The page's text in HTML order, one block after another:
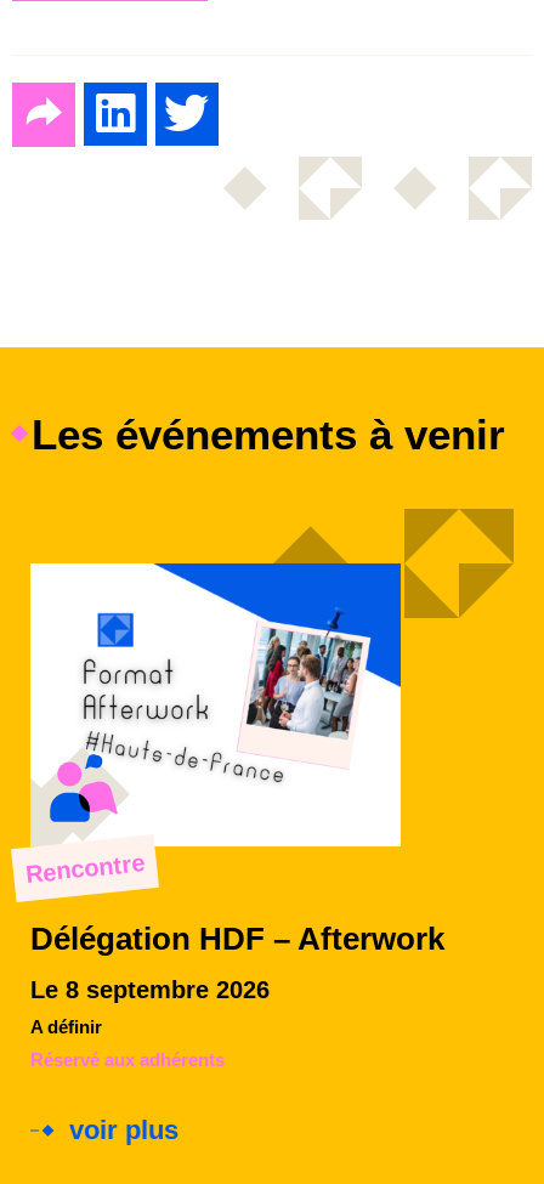
Les événements à venir
Rencontre
Délégation HDF – Afterwork
Le 8 septembre 2026
A définir
Réservé aux adhérents
voir plus